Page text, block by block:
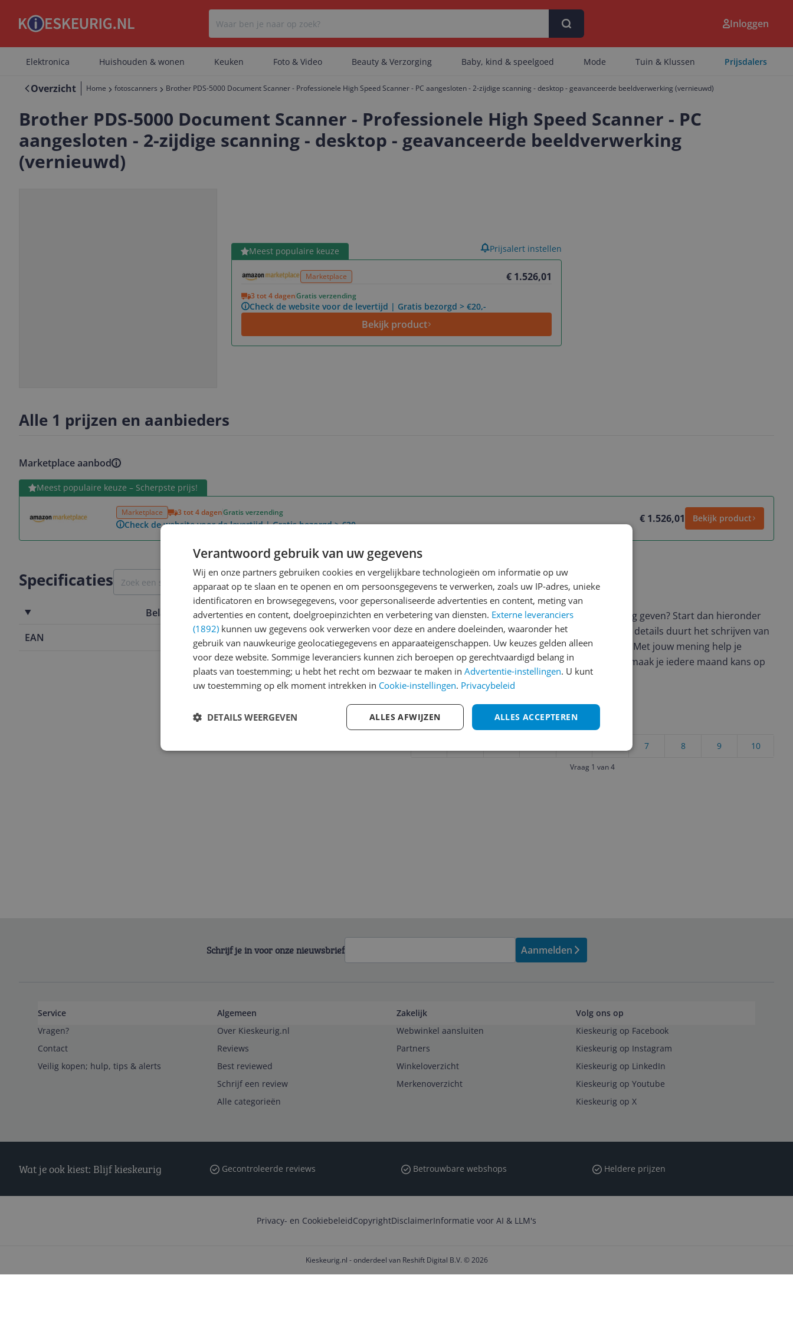
Er zijn geen categorieën gevonden.
Inloggen
Elektronica Huishouden & wonen Keuken Foto & Video Beauty & Verzorging Baby, kind & speelgoed Mode Tuin & Klussen Prijsdalers
Overzicht Home fotoscanners Brother PDS-5000 Document Scanner - Professionele High Speed Scanner - PC aangesloten - 2-zijdige scanning - desktop - geavanceerde beeldverwerking (vernieuwd)
Brother PDS-5000 Document Scanner - Professionele High Speed Scanner - PC
aangesloten - 2-zijdige scanning - desktop - geavanceerde beeldverwerking
(vernieuwd)
Meest populaire keuze
Marketplace € 1.526,01
3 tot 4 dagenGratis verzending
Check de website voor de levertijd | Gratis bezorgd > €20,-
Bekijk product
Bekijk product Prijsalert instellen
Alle 1 prijzen en aanbieders
Marketplace aanbod
Meest populaire keuze – Scherpste prijs!
Marketplace 3 tot 4 dagenGratis verzending
Check de website voor de levertijd | Gratis bezorgd > €20,- € 1.526,01 Bekijk product
Bekijk product
Specificaties
Belangrijkste kenmerken
EAN
0649661768487
Reviews
Er zijn nog geen reviews geschreven
Heb jij dit product in bezit en wil je graag je mening geven? Start dan hieronder
met het schrijven van je review. Afhankelijk van de details duurt het schrijven van
een review gemiddeld tussen de 3 en 10 minuten. Met jouw mening help je
andere bezoekers een betere keuze te maken én maak je iedere maand kans op
€250,-!Klik hier voor de actievoorwaarden.
Cijfer
Welk cijfer geef jij dit product?
10
9
8
7
Vraag 1 van 4
Schrijf je in voor onze nieuwsbrief Aanmelden
Service
Vragen?
Contact
Veilig kopen; hulp, tips & alerts
Algemeen
Over Kieskeurig.nl
Reviews
Best reviewed
Schrijf een review
Alle categorieën
Zakelijk
Webwinkel aansluiten
Partners
Winkeloverzicht
Merkenoverzicht
Volg ons op
Kieskeurig op Facebook
Kieskeurig op Instagram
Kieskeurig op LinkedIn
Kieskeurig op Youtube
Kieskeurig op X
Wat je ook kiest: Blijf kieskeurig Gecontroleerde reviews Betrouwbare webshops Heldere prijzen
Privacy- en CookiebeleidCopyrightDisclaimerInformatie voor AI & LLM's
Kieskeurig.nl - onderdeel van Reshift Digital B.V. © 2026
Verantwoord gebruik van uw gegevens
Wij en onze partners gebruiken cookies en vergelijkbare technologieën om informatie op uw
apparaat op te slaan en te openen en om persoonsgegevens te verwerken, zoals uw IP-adres, unieke
identificatoren en browsegegevens, voor gepersonaliseerde advertenties en content, meting van
advertenties en content, doelgroepinzichten en verbetering van diensten. Externe leveranciers
(1892) kunnen uw gegevens ook verwerken voor deze en andere doeleinden, waaronder het
gebruik van nauwkeurige geolocatiegegevens en apparaateigenschappen. Uw keuzes gelden alleen
voor deze website. Sommige leveranciers kunnen zich beroepen op gerechtvaardigd belang in
plaats van toestemming; u hebt het recht om bezwaar te maken in Advertentie-instellingen. U kunt
uw toestemming op elk moment intrekken in Cookie-instellingen. Privacybeleid
ALLES ACCEPTEREN
ALLES AFWIJZEN
DETAILS WEERGEVEN